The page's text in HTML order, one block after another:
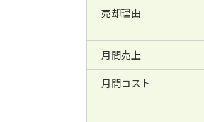
売却理由
月間売上
月間コスト